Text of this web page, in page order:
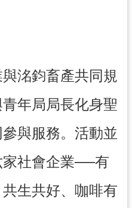
洺鈞畜產共同規
年局局長化身聖
與服務。活動並
社會企業──有
生共好、咖啡有